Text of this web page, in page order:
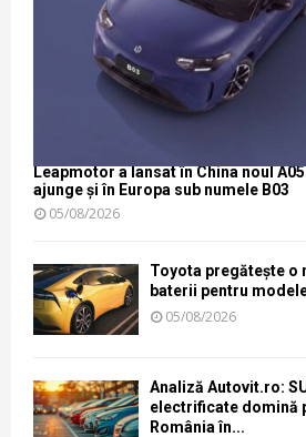
Leapmotor a lansat în China noul
ajunge și în Europa sub numele B03
05/08/2026
Toyota pregătește o
baterii pentru
05/08/2026
Analiză Autovit.ro:
electrificate domină
România în...